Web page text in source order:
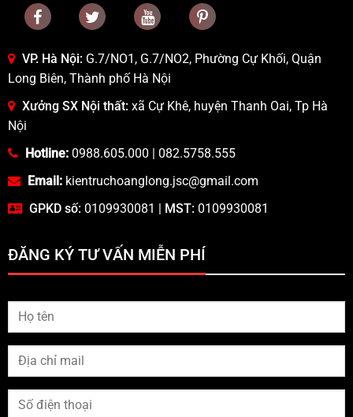
VP. Hà Nội: G.7/NO1, G.7/NO2, Phường Cự Khối, Quận
Long Biên, Thành phố Hà Nội
Xưởng SX Nội thất: xã Cự Khê, huyện Thanh Oai, Tp Hà
Nội
Hotline: 0988.605.000
082.5758.555
Email: kientruchoanglong.jsc@gmail.com
GPKD số: 0109930081 | MST: 0109930081
ĐĂNG KÝ TƯ VẤN MIỄN PHÍ